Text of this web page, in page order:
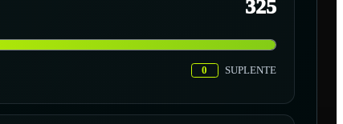
325
0 SUPLENTE